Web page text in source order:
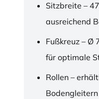
Sitzbreite –
ausreichend
Fußkreuz – Ø
für optimale
Rollen –